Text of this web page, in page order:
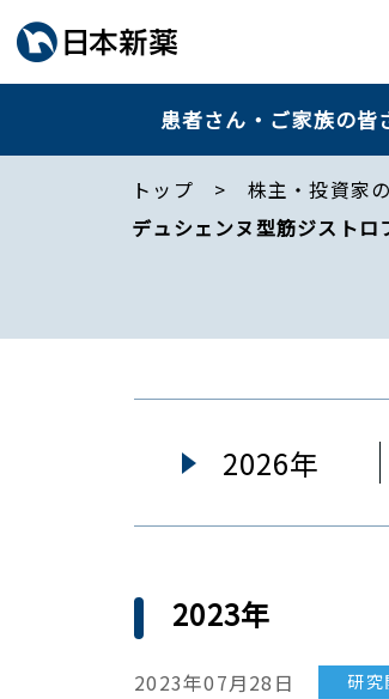
患者さん・ご家族の皆
トップ 株主・投資家
デュシェンヌ型筋ジスト
2026年
2023年
2023年07月28日 研究